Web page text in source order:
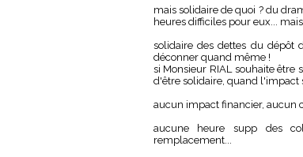
mais solidaire de quoi ? du
heures difficiles pour eux...
solidaire des dettes du dépôt
déconner quand même !
si Monsieur RIAL souhaite être
d'être solidaire, quand l'impact
aucun impact financier, aucun
aucune heure supp des
remplacement...